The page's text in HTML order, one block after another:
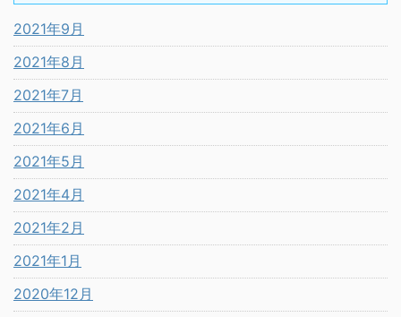
2021年9月
2021年8月
2021年7月
2021年6月
2021年5月
2021年4月
2021年2月
2021年1月
2020年12月